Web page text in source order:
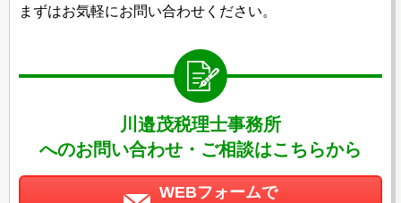
まずはお気軽にお問い合わせください。
川邉茂税理士事務所
へのお問い合わせ・ご相談はこちらから
WEBフォームで